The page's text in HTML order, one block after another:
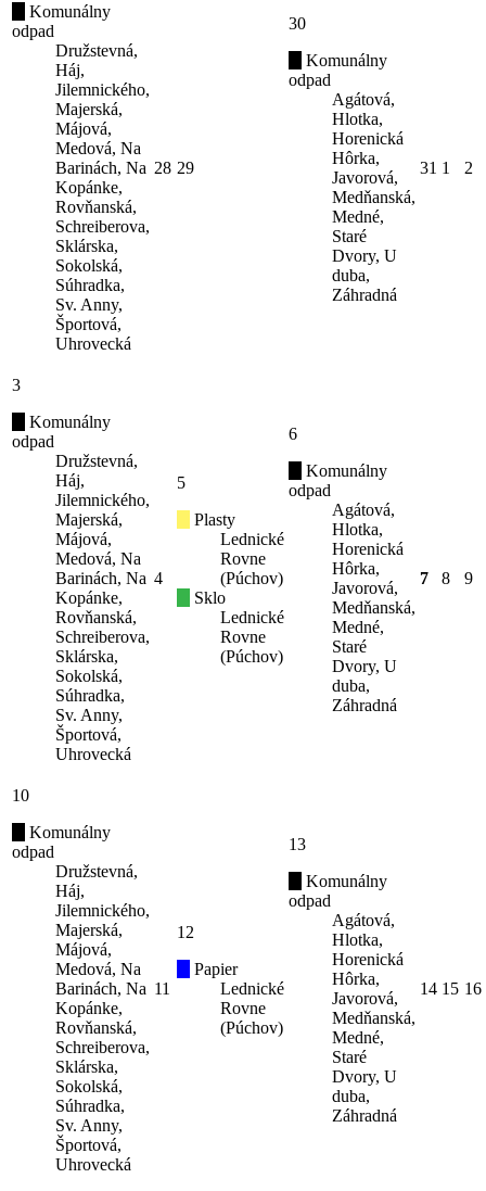
Komunálny
odpad
Družstevná,
Háj,
Jilemnického,
Majerská,
Májová,
Medová, Na
Barinách, Na
Kopánke,
Rovňanská,
Schreiberova,
Sklárska,
Sokolská,
Súhradka,
Sv. Anny,
Športová,
Uhrovecká
28 29
30
Komunálny
odpad
Agátová,
Hlotka,
Horenická
Hôrka,
Javorová,
Medňanská,
Medné,
Staré
Dvory, U
duba,
Záhradná
31 1 2
3
Komunálny
odpad
Družstevná,
Háj,
Jilemnického,
Majerská,
Májová,
Medová, Na
Barinách, Na
Kopánke,
Rovňanská,
Schreiberova,
Sklárska,
Sokolská,
Súhradka,
Sv. Anny,
Športová,
Uhrovecká
4
5
Plasty
Lednické
Rovne
(Púchov)
Sklo
Lednické
Rovne
(Púchov)
6
Komunálny
odpad
Agátová,
Hlotka,
Horenická
Hôrka,
Javorová,
Medňanská,
Medné,
Staré
Dvory, U
duba,
Záhradná
7 8 9
10
Komunálny
odpad
Družstevná,
Háj,
Jilemnického,
Majerská,
Májová,
Medová, Na
Barinách, Na
Kopánke,
Rovňanská,
Schreiberova,
Sklárska,
Sokolská,
Súhradka,
Sv. Anny,
Športová,
Uhrovecká
11
12
Papier
Lednické
Rovne
(Púchov)
13
Komunálny
odpad
Agátová,
Hlotka,
Horenická
Hôrka,
Javorová,
Medňanská,
Medné,
Staré
Dvory, U
duba,
Záhradná
14 15 16